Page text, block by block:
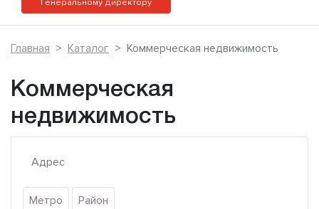
Главная Каталог Коммерческая недвижимость
Коммерческая
недвижимость
Метро Район